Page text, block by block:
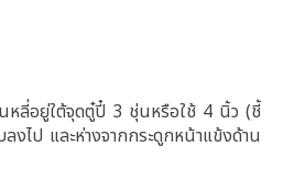
หลี่อยู่ใต้จุดตู๋ปี๋ 3 ชุ่นหรือใช้ 4 นิ้ว (ชี้
งไป และห่างจากกระดูกหน้าแข้งด้าน